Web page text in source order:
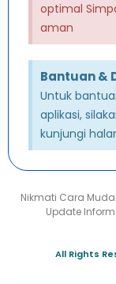
optimal
aman
Bantuan &
Untuk
aplikasi,
kunjungi
Nikmati Cara
Update
All Rights